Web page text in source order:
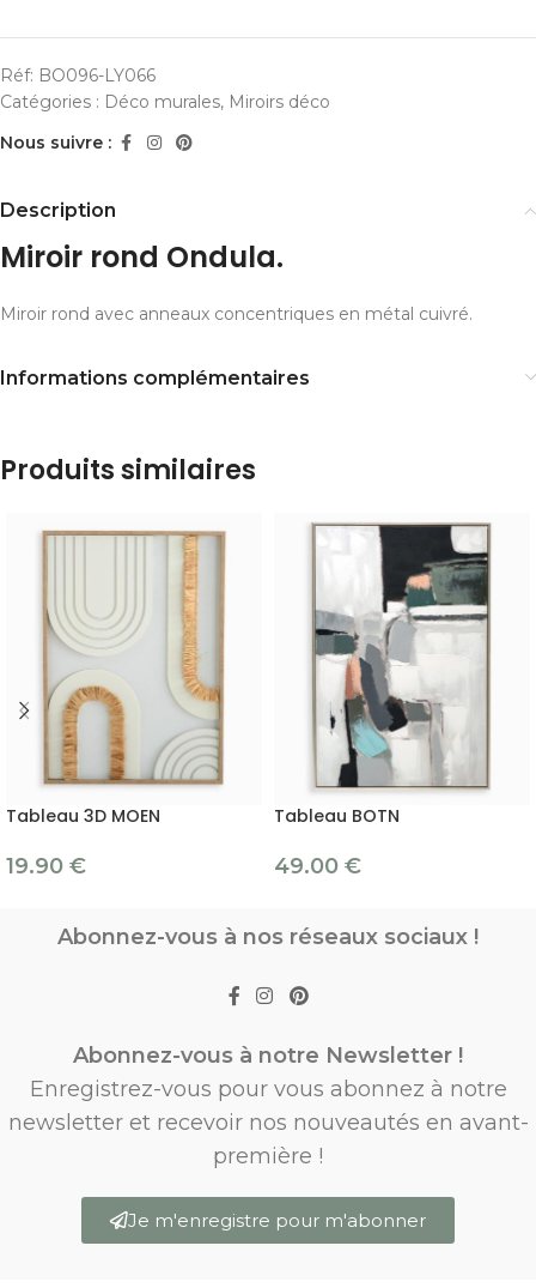
Réf: BO096-LY066
Catégories : Déco murales, Miroirs déco
Nous suivre :
Description
Miroir rond Ondula.
Miroir rond avec anneaux concentriques en métal cuivré.
Informations complémentaires
Produits similaires
Tableau 3D MOEN
19.90 €
Tableau BOTN
49.00 €
Abonnez-vous à nos réseaux sociaux !
Abonnez-vous à notre Newsletter !
Enregistrez-vous pour vous abonnez à notre
newsletter et recevoir nos nouveautés en avant-
première !
Je m'enregistre pour m'abonner